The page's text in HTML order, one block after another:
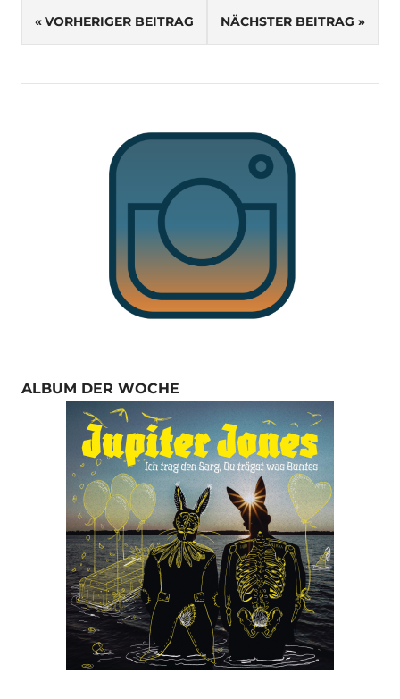
Beitragsnavigation
VORHERIGER BEITRAG NÄCHSTER BEITRAG
ALBUM DER WOCHE